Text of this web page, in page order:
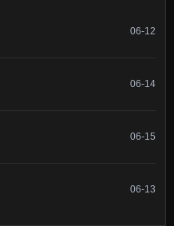
06-12
06-14
06-15
06-13